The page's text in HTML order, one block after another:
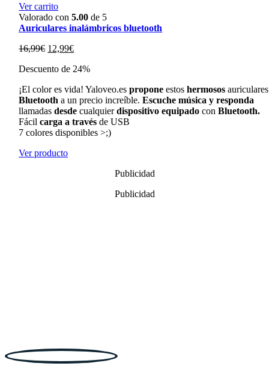
Ver carrito
Valorado con5.00 de 5
Auriculares inalámbricos bluetooth
16,99€ El
original
16,99€.
12,99€El
actual
12,99€.
Descuento de 24%
¡El color es vida! Yaloveo.espropone estoshermosos auriculares
Bluetooth a un precio increíble.Escuche música y responda
llamadasdesde cualquierdispositivo equipado conBluetooth.
Fácilcarga a través de USB
7 colores disponibles >;)
Ver producto
Publicidad
Publicidad